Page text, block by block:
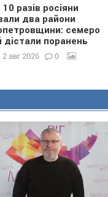
разів росіяни
два райони
семеро
поранень
2 авг 2026 0